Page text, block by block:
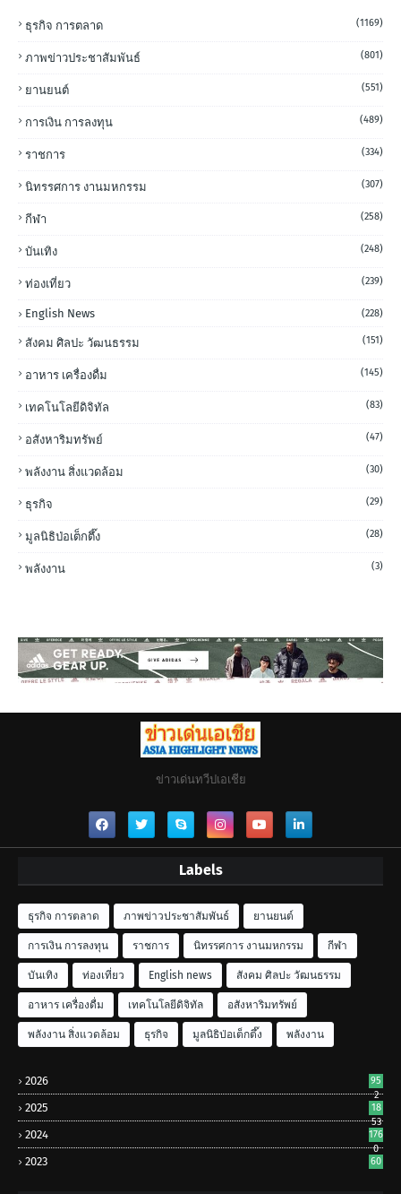
ธุรกิจ การตลาด (1169)
ภาพข่าวประชาสัมพันธ์ (801)
ยานยนต์ (551)
การเงิน การลงทุน (489)
ราชการ (334)
นิทรรศการ งานมหกรรม (307)
กีฬา (258)
บันเทิง (248)
ท่องเที่ยว (239)
English News (228)
สังคม ศิลปะ วัฒนธรรม (151)
อาหาร เครื่องดื่ม (145)
เทคโนโลยีดิจิทัล (83)
อสังหาริมทรัพย์ (47)
พลังงาน สิ่งแวดล้อม (30)
ธุรกิจ (29)
มูลนิธิป่อเต็กตึ๊ง (28)
พลังงาน (3)
ข่าวเด่นทวีปเอเชีย
Labels
ธุรกิจ การตลาด ภาพข่าวประชาสัมพันธ์ ยานยนต์
การเงิน การลงทุน ราชการ นิทรรศการ งานมหกรรม กีฬา
บันเทิง ท่องเที่ยว English news สังคม ศิลปะ วัฒนธรรม
อาหาร เครื่องดื่ม เทคโนโลยีดิจิทัล อสังหาริมทรัพย์
พลังงาน สิ่งแวดล้อม ธุรกิจ มูลนิธิป่อเต็กตึ๊ง พลังงาน
2026
95
2
2025
18
53
2024
176
0
2023 60